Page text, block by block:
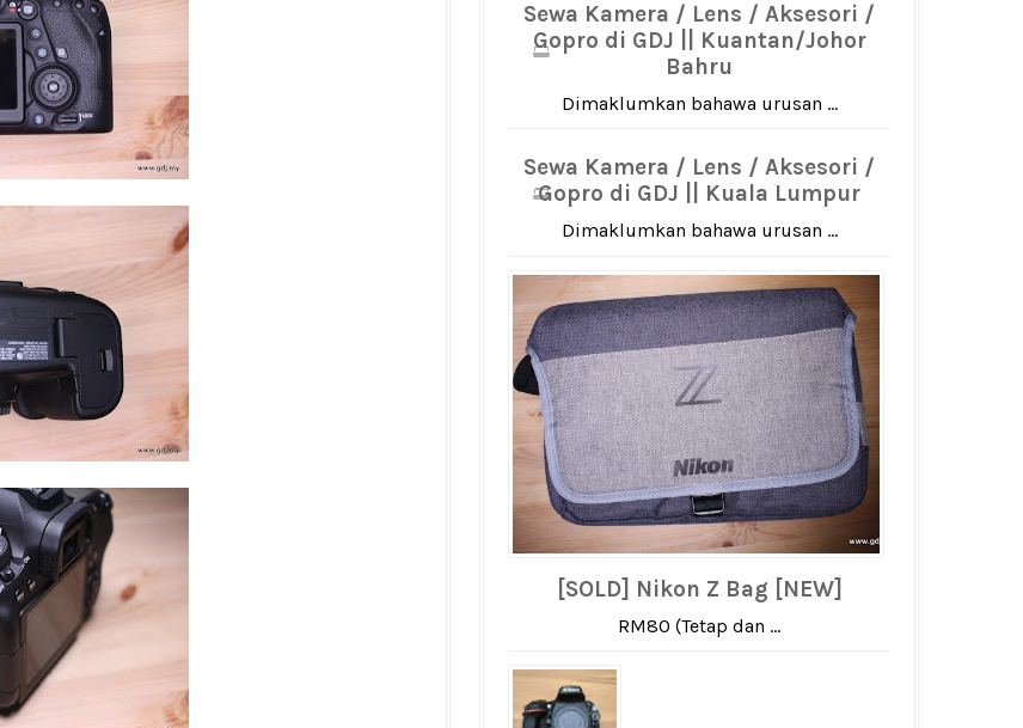
Sewa Kamera / Lens / Aksesori /
Gopro di GDJ || Kuantan/Johor
Bahru
Dimaklumkan bahawa urusan ...
Sewa Kamera / Lens / Aksesori /
Gopro di GDJ || Kuala Lumpur
Dimaklumkan bahawa urusan ...
[SOLD] Nikon Z Bag [NEW]
RM80 (Tetap dan ...